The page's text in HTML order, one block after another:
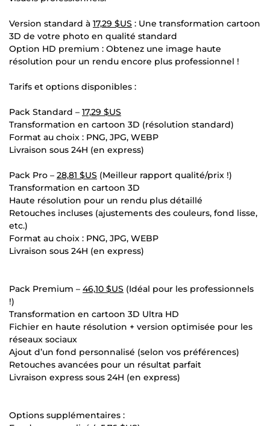
Version standard à 17,29 $US : Une transformation cartoon
3D de votre photo en qualité standard
Option HD premium : Obtenez une image haute
résolution pour un rendu encore plus professionnel !
Tarifs et options disponibles :
Pack Standard – 17,29 $US
Transformation en cartoon 3D (résolution standard)
Format au choix : PNG, JPG, WEBP
Livraison sous 24H (en express)
Pack Pro – 28,81 $US (Meilleur rapport qualité/prix !)
Transformation en cartoon 3D
Haute résolution pour un rendu plus détaillé
Retouches incluses (ajustements des couleurs, fond lisse,
etc.)
Format au choix : PNG, JPG, WEBP
Livraison sous 24H (en express)
Pack Premium – 46,10 $US (Idéal pour les professionnels
!)
Transformation en cartoon 3D Ultra HD
Fichier en haute résolution + version optimisée pour les
réseaux sociaux
Ajout d’un fond personnalisé (selon vos préférences)
Retouches avancées pour un résultat parfait
Livraison express sous 24H (en express)
Options supplémentaires :